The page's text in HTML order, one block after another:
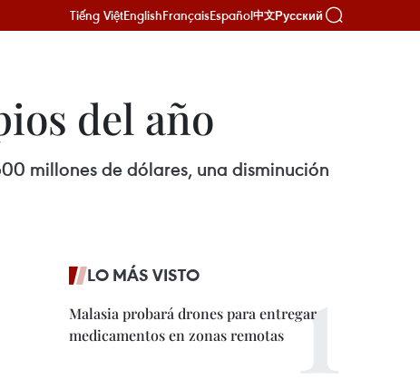
Tiếng ViệtEnglishFrançaisEspañol中文Русский
del año
millones de dólares, una disminución
LO MÁS VISTO
Malasia probará drones para entregar
medicamentos en zonas remotas